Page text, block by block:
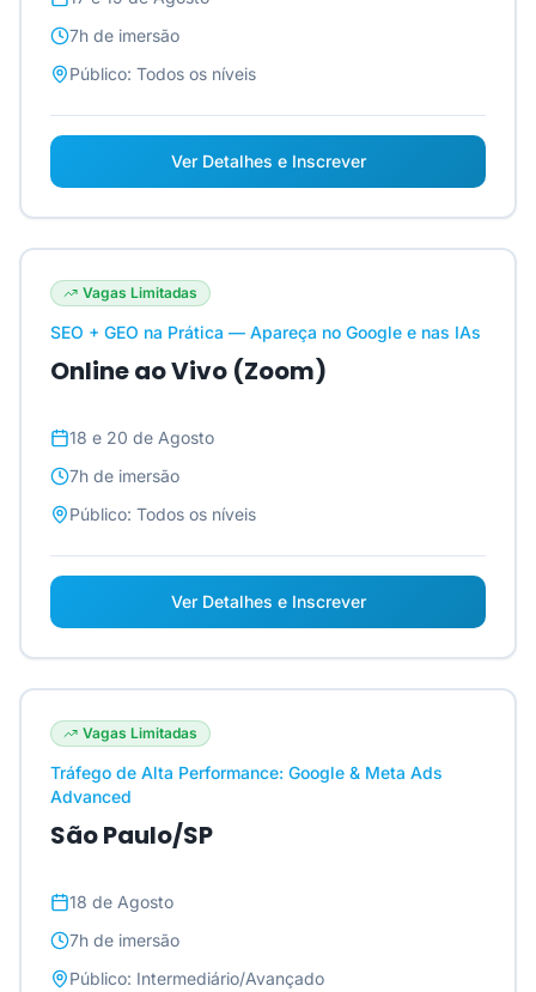
7h de imersão
Público: Todos os níveis
Ver Detalhes e Inscrever
Vagas Limitadas
SEO + GEO na Prática — Apareça no Google e nas IAs
Online ao Vivo (Zoom)
18 e 20 de Agosto
7h de imersão
Público: Todos os níveis
Ver Detalhes e Inscrever
Vagas Limitadas
Tráfego de Alta Performance: Google & Meta Ads
Advanced
São Paulo/SP
18 de Agosto
7h de imersão
Público: Intermediário/Avançado